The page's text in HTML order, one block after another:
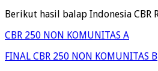
Berikut hasil balap Indonesia CBR
CBR 250 NON KOMUNITAS A
FINAL CBR 250 NON KOMUNITAS B